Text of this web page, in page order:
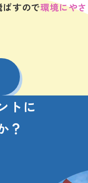
ばすので環境にや
トに
？